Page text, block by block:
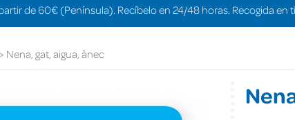
de 60€ (Península). Recíbelo en 24/48 horas. Recogida en
Nena, gat, aigua, ànec